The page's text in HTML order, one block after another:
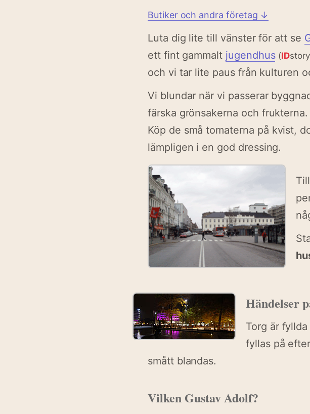
Butiker och andra företag ↓
Luta dig lite till vänster för att se
ett fint gammalt jugendhus (ID
och vi tar lite paus från kulturen
Vi blundar när vi passerar
färska grönsakerna och
Köp de små tomaterna på kvist,
lämpligen i en god dressing.
Händelser
Torg är
fyllas på
smått blandas.
Vilken Gustav Adolf?